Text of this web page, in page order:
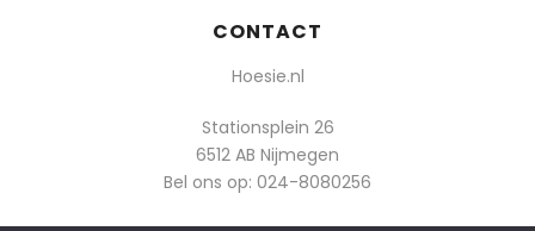
CONTACT
Hoesie.nl
Stationsplein 26
6512 AB Nijmegen
Bel ons op: 024-8080256